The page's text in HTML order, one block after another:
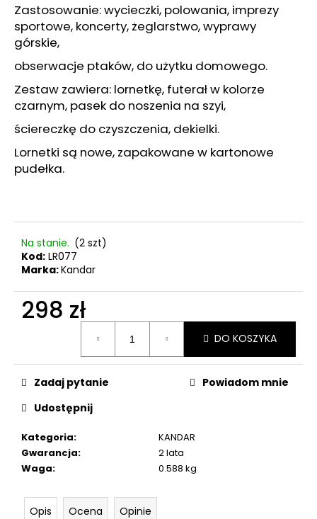
Zastosowanie: wycieczki, polowania, imprezy
sportowe, koncerty, żeglarstwo, wyprawy
górskie,
obserwacje ptaków, do użytku domowego.
Zestaw zawiera: lornetkę, futerał w kolorze
czarnym, pasek do noszenia na szyi,
ściereczkę do czyszczenia, dekielki.
Lornetki są nowe, zapakowane w kartonowe
pudełka.
Na stanie. (2 szt)
Kod: LR077
Marka:Kandar
298 zł
DO KOSZYKA
Kategoria:
KANDAR
Gwarancja:
2 lata
Waga: 0.588 kg
Zadaj pytanie
Powiadom mnie
Udostępnij
Opis Ocena Opinie